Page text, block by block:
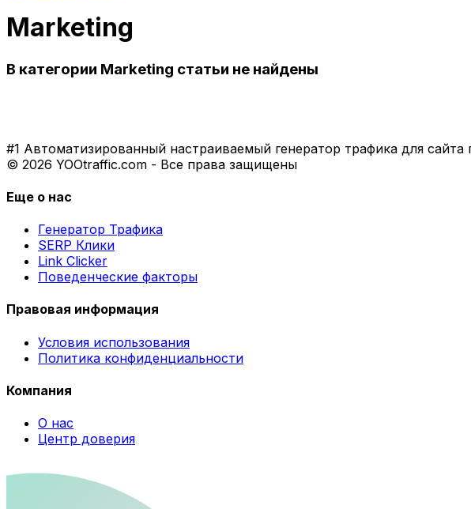
Marketing
В категории Marketing статьи не найдены
#1 Автоматизированный настраиваемый генератор трафика для сайта
© 2026 YOOtraffic.com - Все права защищены
Еще о нас
Генератор Трафика
SERP Клики
Link Clicker
Поведенческие факторы
Правовая информация
Условия использования
Политика конфиденциальности
Компания
О нас
Центр доверия